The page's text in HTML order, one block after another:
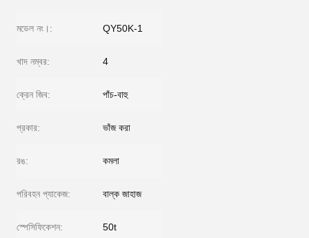
মডেল নং।: QY50K-1
খাদ নম্বর: 4
ক্রেন জিব: পাঁচ-বাহু
প্রকার: ভাঁজ করা
রঙ: কমলা
পরিবহন প্যাকেজ: বাল্ক জাহাজ
স্পেসিফিকেশন: 50t